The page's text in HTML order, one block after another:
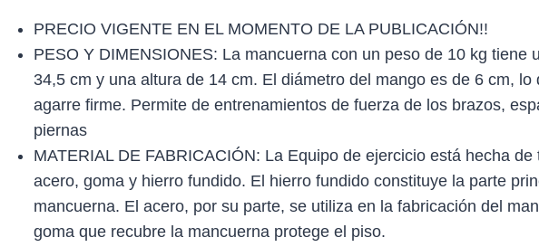
PRECIO VIGENTE EN EL MOMENTO DE LA PUBLICACIÓN!!
PESO Y DIMENSIONES: La mancuerna con un peso de 10 kg tiene
34,5 cm y una altura de 14 cm. El diámetro del mango es de 6 cm, lo
agarre firme. Permite de entrenamientos de fuerza de los brazos,
piernas
MATERIAL DE FABRICACIÓN: La Equipo de ejercicio está hecha de
acero, goma y hierro fundido. El hierro fundido constituye la parte
mancuerna. El acero, por su parte, se utiliza en la fabricación del
goma que recubre la mancuerna protege el piso.